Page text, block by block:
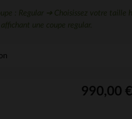
: Regular ➔ Choisissez votre taille
une coupe regular.
990,00 €